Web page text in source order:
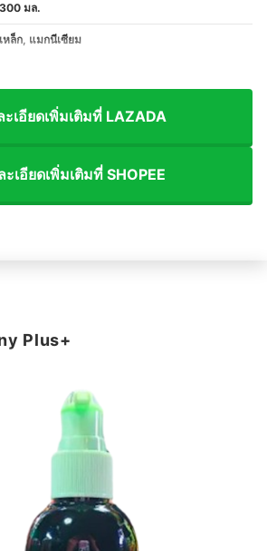
300 มล.
เหล็ก, แมกนีเซียม
ะเอียดเพิ่มเติมที่ LAZADA
ะเอียดเพิ่มเติมที่ SHOPEE
Plus+